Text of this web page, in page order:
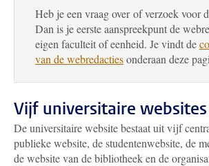
Heb je een vraag over of verzoek voor
Dan is je eerste aanspreekpunt de
eigen faculteit of eenheid. Je vindt de
van de webredactiesonderaan deze
Vijf universitaire websites
De universitaire website bestaat uit vijf
publieke website, de studentenwebsite, de
de website van de bibliotheek en de